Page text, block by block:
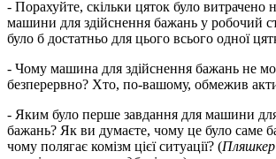
- Порахуйте, скільки цяток було витрачено
машини для здійснення бажань у робочий
було б достатньо для цього всього одної
- Чому машина для здійснення бажань не
безперервно? Хто, по-вашому, обмежив
- Яким було перше завдання для машини
бажань? Як ви думаєте, чому це було саме
чому полягає комізм цієї ситуації? (